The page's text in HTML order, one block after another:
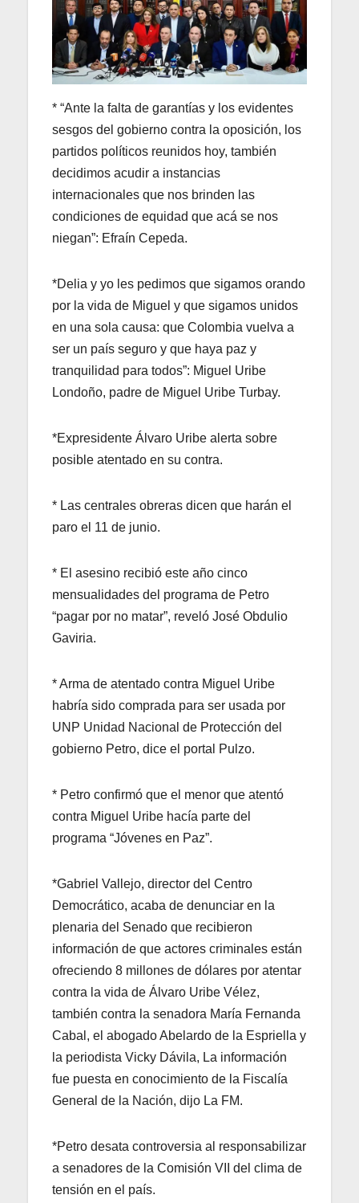
* “Ante la falta de garantías y los evidentes
sesgos del gobierno contra la oposición, los
partidos políticos reunidos hoy, también
decidimos acudir a instancias
internacionales que nos brinden las
condiciones de equidad que acá se nos
niegan”: Efraín Cepeda.
*Delia y yo les pedimos que sigamos orando
por la vida de Miguel y que sigamos unidos
en una sola causa: que Colombia vuelva a
ser un país seguro y que haya paz y
tranquilidad para todos”: Miguel Uribe
Londoño, padre de Miguel Uribe Turbay.
*Expresidente Álvaro Uribe alerta sobre
posible atentado en su contra.
* Las centrales obreras dicen que harán el
paro el 11 de junio.
* El asesino recibió este año cinco
mensualidades del programa de Petro
“pagar por no matar”, reveló José Obdulio
Gaviria.
* Arma de atentado contra Miguel Uribe
habría sido comprada para ser usada por
UNP Unidad Nacional de Protección del
gobierno Petro, dice el portal Pulzo.
* Petro confirmó que el menor que atentó
contra Miguel Uribe hacía parte del
programa “Jóvenes en Paz”.
*Gabriel Vallejo, director del Centro
Democrático, acaba de denunciar en la
plenaria del Senado que recibieron
información de que actores criminales están
ofreciendo 8 millones de dólares por atentar
contra la vida de Álvaro Uribe Vélez,
también contra la senadora María Fernanda
Cabal, el abogado Abelardo de la Espriella y
la periodista Vicky Dávila, La información
fue puesta en conocimiento de la Fiscalía
General de la Nación, dijo La FM.
*Petro desata controversia al responsabilizar
a senadores de la Comisión VII del clima de
tensión en el país.